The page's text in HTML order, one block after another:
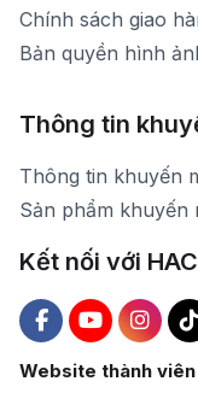
Chính sách giao
Bản quyền hình
Thông tin
Thông tin khuyến
Sản phẩm khuyến
Kết nối với
HacomHacom
Website thành viên